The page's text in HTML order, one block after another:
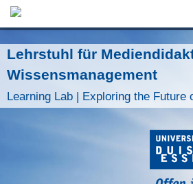
Lehrstuhl für
Wissensmanagement
Learning Lab | Exploring the Future